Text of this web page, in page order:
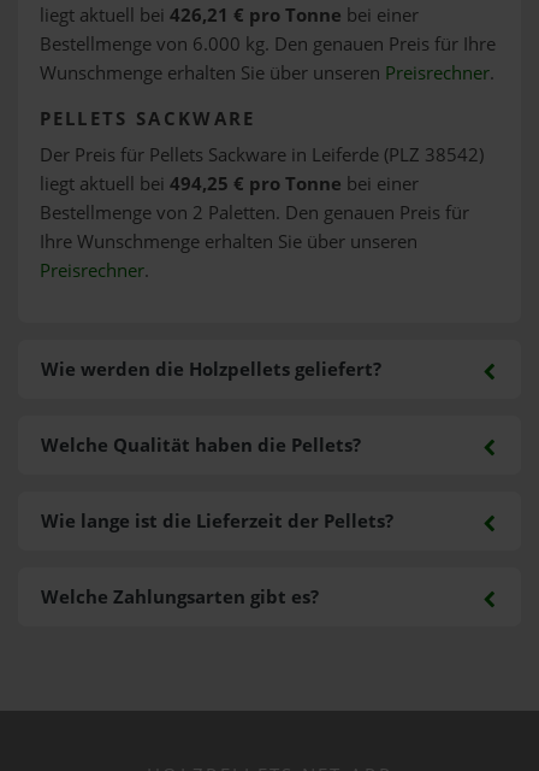
liegt aktuell bei 426,21 € pro Tonne bei einer
Bestellmenge von 6.000 kg. Den genauen Preis für Ihre
Wunschmenge erhalten Sie über unseren Preisrechner.
PELLETS SACKWARE
Der Preis für Pellets Sackware in Leiferde (PLZ 38542)
liegt aktuell bei 494,25 € pro Tonne bei einer
Bestellmenge von 2 Paletten. Den genauen Preis für
Ihre Wunschmenge erhalten Sie über unseren
Preisrechner.
Wie werden die Holzpellets geliefert?
Welche Zahlungsarten gibt es?
Welche Qualität haben die Pellets?
Wie lange ist die Lieferzeit der Pellets?